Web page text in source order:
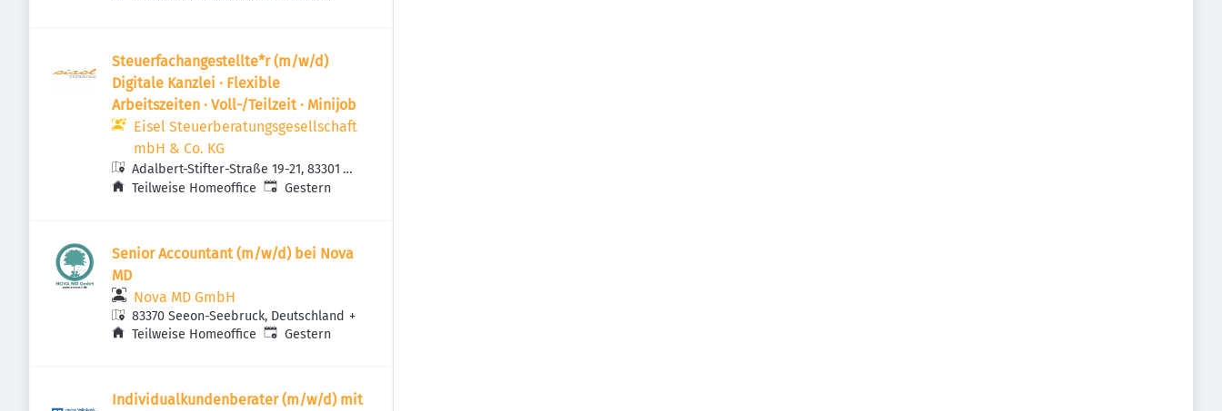
Steuerfachangestellte*r (m/w/d)
Digitale Kanzlei · Flexible
Arbeitszeiten · Voll-/Teilzeit · Minijob
Eisel Steuerberatungsgesellschaft
mbH & Co. KG
Adalbert-Stifter-Straße 19-21, 83301
Traunreut, Deutschland
Teilweise Homeoffice Veröffentlicht
Gestern
Senior Accountant (m/w/d) bei Nova
MD
Nova MD GmbH
83370 Seeon-Seebruck, Deutschland +
Teilweise Homeoffice Veröffentlicht
Gestern
Individualkundenberater (m/w/d) mit